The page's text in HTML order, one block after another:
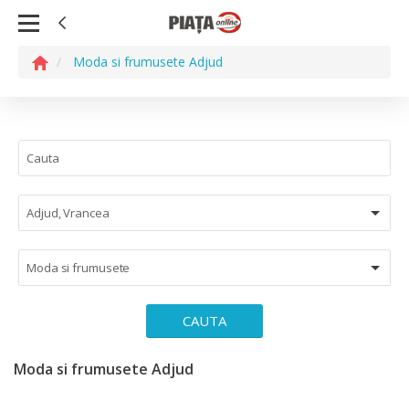
Moda si frumusete Adjud
Adjud, Vrancea
Moda si frumusete
CAUTA
Moda si frumusete Adjud